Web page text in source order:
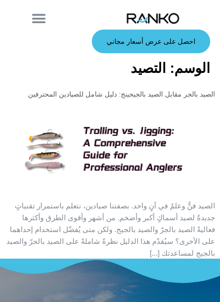
احصل على عرض أسعار مجاني
الوسم: التصيد
الصيد بالجر مقابل الصيد بالجيجينج: دليل شامل للصيادين المحترفين
الصيد فنٌّ وعلمٌ في آنٍ واحد. بصفتنا صيادين، نتعلم باستمرار تقنياتٍ
جديدةً لصيد أسماكٍ أكبر وأضخم. من أشهر وأقوى الطرق وأكثرها
فعاليةً الصيد بالجرّ والصيد بالجيج. ولكن متى يُفضّل استخدام إحداهما
على الأخرى؟ سيُقدّم هذا الدليل نظرةً شاملةً على الصيد بالجرّ والصيد
بالجيج لمساعدتك [...]